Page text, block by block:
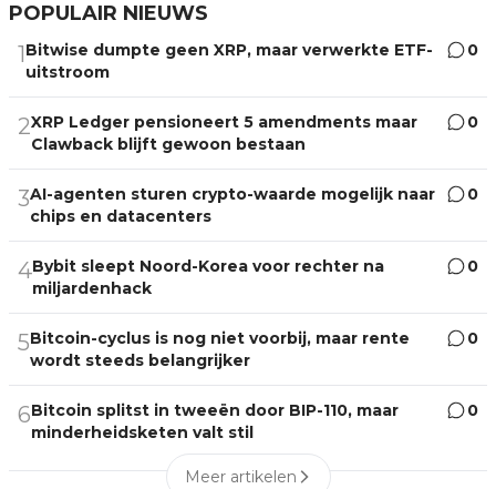
POPULAIR NIEUWS
1Bitwise dumpte geen XRP, maar verwerkte ETF-
uitstroom
0
2XRP Ledger pensioneert 5 amendments maar
Clawback blijft gewoon bestaan
0
3AI-agenten sturen crypto-waarde mogelijk naar
chips en datacenters
0
4Bybit sleept Noord-Korea voor rechter na
miljardenhack
0
5Bitcoin-cyclus is nog niet voorbij, maar rente
wordt steeds belangrijker
0
6Bitcoin splitst in tweeën door BIP-110, maar
minderheidsketen valt stil
0
Meer artikelen